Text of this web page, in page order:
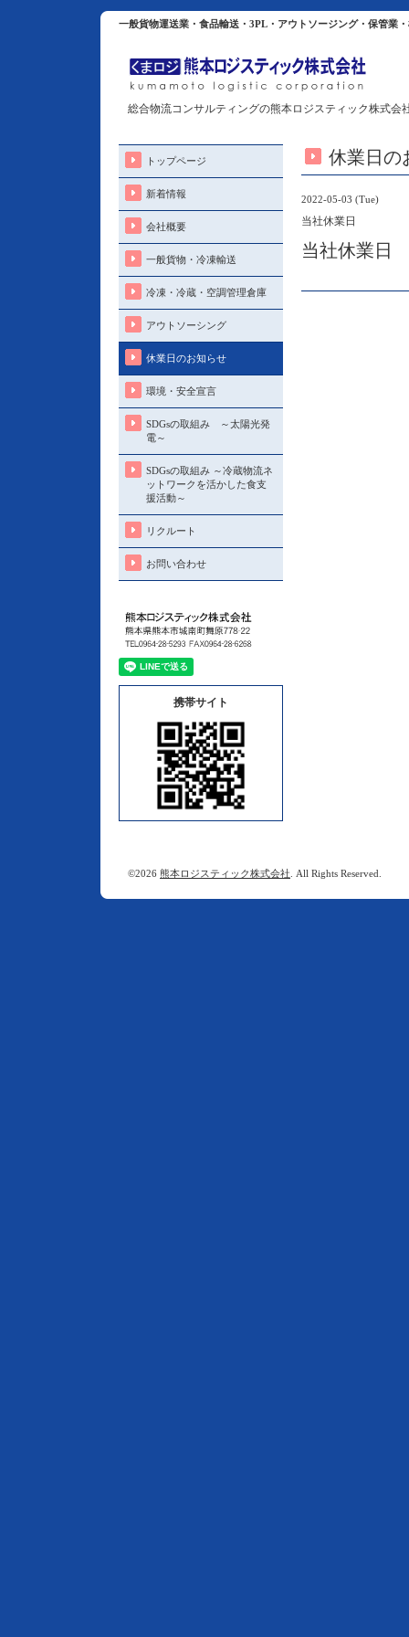
一般貨物運送業・食品輸送・3PL・アウトソージング・保管業
総合物流コンサルティングの熊本ロジスティック株式会
休業日の
2022-05-03 (Tue)
当社休業日
当社休業日
トップページ
新着情報
会社概要
一般貨物・冷凍輸送
冷凍・冷蔵・空調管理倉庫
アウトソーシング
休業日のお知らせ
環境・安全宣言
SDGsの取組み ～太陽光発
電～
SDGsの取組み ～冷蔵物流ネ
ットワークを活かした食支
援活動～
リクルート
お問い合わせ
携帯サイト
©2026 熊本ロジスティック株式会社 . All Rights Reserved.